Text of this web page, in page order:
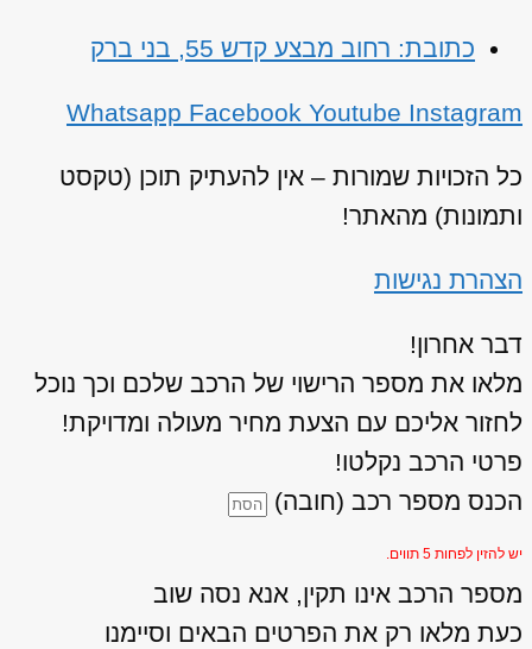
כתובת: רחוב מבצע קדש 55, בני ברק
Whatsapp Facebook Youtube Instagram
כל הזכויות שמורות – אין להעתיק תוכן (טקסט
ותמונות) מהאתר!
הצהרת נגישות
דבר אחרון!
מלאו את מספר הרישוי של הרכב שלכם וכך נוכל
לחזור אליכם עם הצעת מחיר מעולה ומדויקת!
פרטי הרכב נקלטו!
הכנס מספר רכב (חובה)
יש להזין לפחות 5 תווים.
מספר הרכב אינו תקין, אנא נסה שוב
כעת מלאו רק את הפרטים הבאים וסיימנו